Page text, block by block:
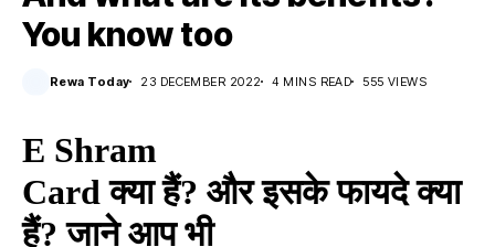
You know too
Rewa Today 23 DECEMBER 2022 4 MINS READ 555 VIEWS
E Shram
Card क्या हैं? और इसके फायदे क्या
हैं? जाने आप भी